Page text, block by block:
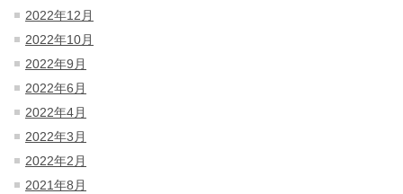
2022年12月
2022年10月
2022年9月
2022年6月
2022年4月
2022年3月
2022年2月
2021年8月